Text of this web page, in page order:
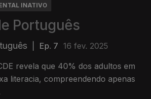
INATIVO
Português
Ep. 7 16 fev. 2025
revela que 40% dos adultos em
literacia, compreendendo apenas